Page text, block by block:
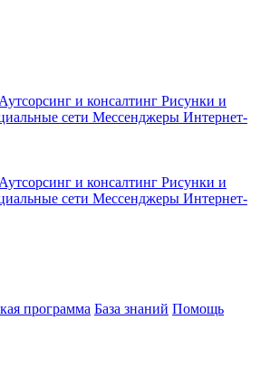
Аутсорсинг и консалтинг Рисунки и
сети Мессенджеры Интернет-
Аутсорсинг и консалтинг Рисунки и
сети Мессенджеры Интернет-
программа База знаний Помощь